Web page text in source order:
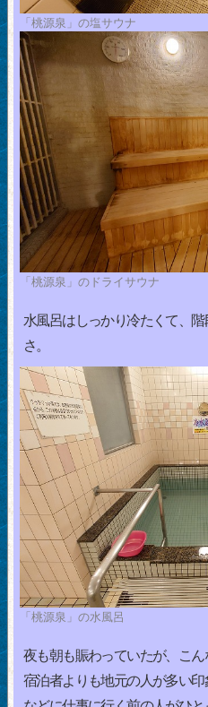
「桃源泉」の塩サウナ
「桃源泉」のドライサウナ
水風呂はしっかり冷たくて、
さ。
「桃源泉」の水風呂
夜も朝も賑わっていたが、こ
宿泊者よりも地元の人が多い